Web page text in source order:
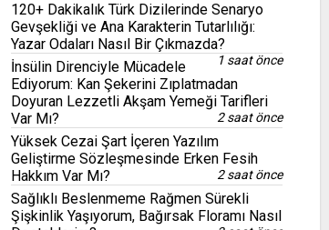
120+ Dakikalık Türk Dizilerinde Senaryo
Gevşekliği ve Ana Karakterin Tutarlılığı:
Yazar Odaları Nasıl Bir Çıkmazda?
1 saat önce
İnsülin Direnciyle Mücadele
Ediyorum: Kan Şekerini Zıplatmadan
Doyuran Lezzetli Akşam Yemeği Tarifleri
Var Mı?
2 saat önce
Yüksek Cezai Şart İçeren Yazılım
Geliştirme Sözleşmesinde Erken Fesih
Hakkım Var Mı?
2 saat önce
Sağlıklı Beslenmeme Rağmen Sürekli
Şişkinlik Yaşıyorum, Bağırsak Floramı Nasıl